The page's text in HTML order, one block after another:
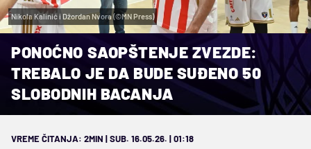
Nikola Kalinić i Džordan Nvora (©MN Press)
PONOĆNO SAOPŠTENJE ZVEZDE:
TREBALO JE DA BUDE SUĐENO 50
SLOBODNIH BACANJA
VREME ČITANJA: 2MIN | SUB. 16.05.26. | 01:18